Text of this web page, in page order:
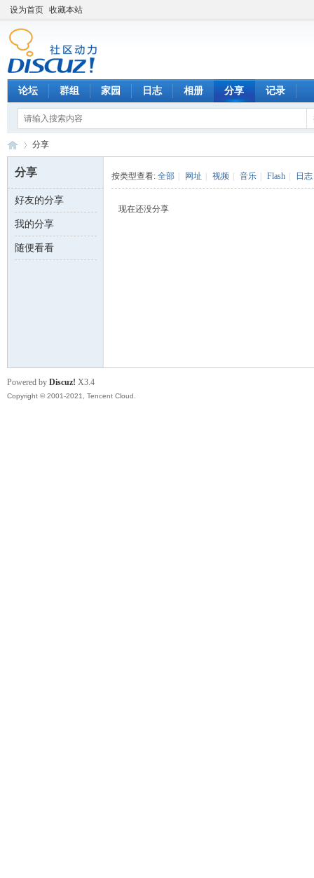
设为首页 收藏本站
论坛 群组 家园 日志 相册 分享 记录
数 ›
分享
分享
好友的分享
我的分享
随便看看
按类型查看: 全部 网址 视频 音乐 Flash 日志
现在还没分享
Powered by Discuz! X3.4
Copyright © 2001-2021, Tencent Cloud.